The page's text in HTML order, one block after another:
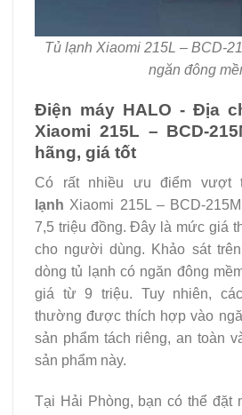
Tủ lạnh Xiaomi 215L – BCD-
ngăn đông
Điện máy HALO - Địa
Xiaomi 215L – BCD-
hãng, giá tốt
Có rất nhiều ưu điểm vượt
lạnh Xiaomi 215L – BCD-
7,5 triệu đồng. Đây là mức giá
cho người dùng. Khảo sát
dòng tủ lạnh có ngăn đông
giá từ 9 triệu. Tuy nhiên,
thường được thích hợp vào
sản phẩm tách riêng, an toàn
sản phẩm này.
Tại Hải Phòng, bạn có thể đặt